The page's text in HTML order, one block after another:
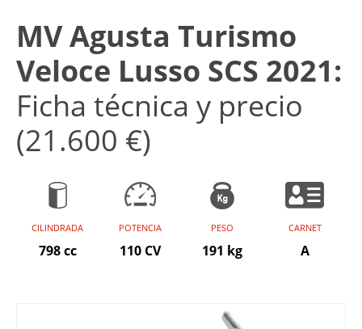
MV Agusta Turismo
Veloce Lusso SCS 2021:
Ficha técnica y precio
(21.600 €)
CILINDRADA
798 cc
POTENCIA
110 CV
PESO
191 kg
CARNET
A